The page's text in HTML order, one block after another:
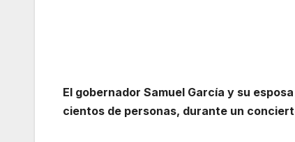
El gobernador Samuel García y su
cientos de personas, durante un